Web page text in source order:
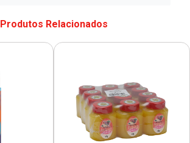
Produtos Relacionados